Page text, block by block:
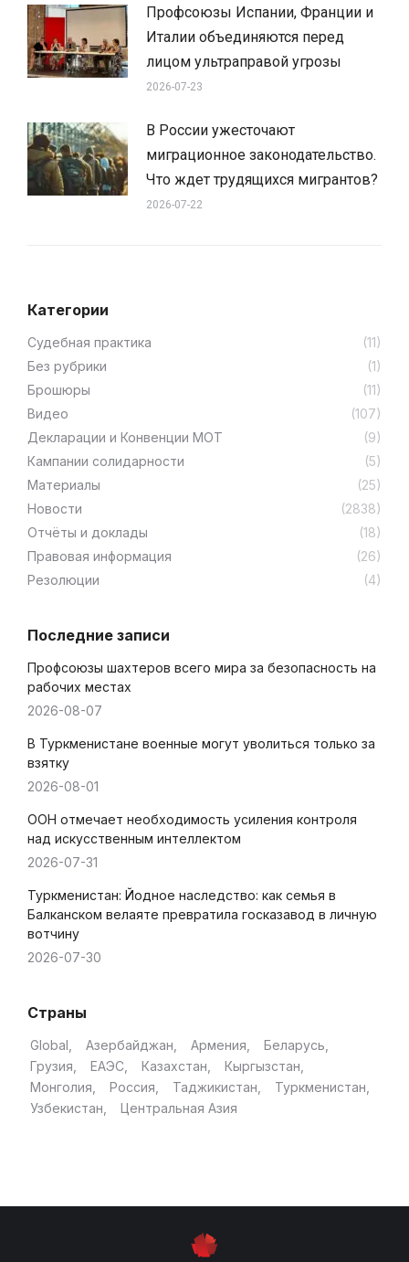
Профсоюзы Испании, Франции и
Италии объединяются перед
лицом ультраправой угрозы
2026-07-23
В России ужесточают
миграционное законодательство.
Что ждет трудящихся мигрантов?
2026-07-22
Категории
Cудебная практика
(11)
Без рубрики
(1)
Брошюры
(11)
Видео
(107)
Декларации и Конвенции МОТ
(9)
Кампании солидарности
(5)
Материалы
(25)
Новости
(2838)
Отчёты и доклады
(18)
Правовая информация
(26)
Резолюции
(4)
Последние записи
Профсоюзы шахтеров всего мира за безопасность на
рабочих местах
2026-08-07
В Туркменистане военные могут уволиться только за
взятку
2026-08-01
ООН отмечает необходимость усиления контроля
над искусственным интеллектом
2026-07-31
Туркменистан: Йодное наследство: как семья в
Балканском велаяте превратила госказавод в личную
вотчину
2026-07-30
Страны
Global Азербайджан Армения
Беларусь
Грузия
ЕАЭС Казахстан
Кыргызстан
Монголия
Россия Таджикистан
Туркменистан
Узбекистан
Центральная Азия